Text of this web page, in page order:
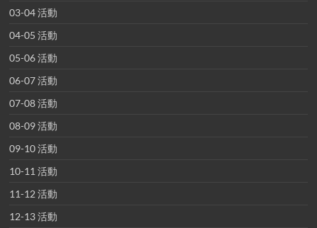
03-04 活動
04-05 活動
05-06 活動
06-07 活動
07-08 活動
08-09 活動
09-10 活動
10-11 活動
11-12 活動
12-13 活動